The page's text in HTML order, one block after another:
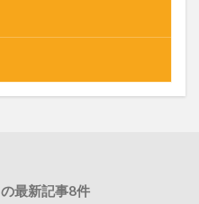
の最新記事8件